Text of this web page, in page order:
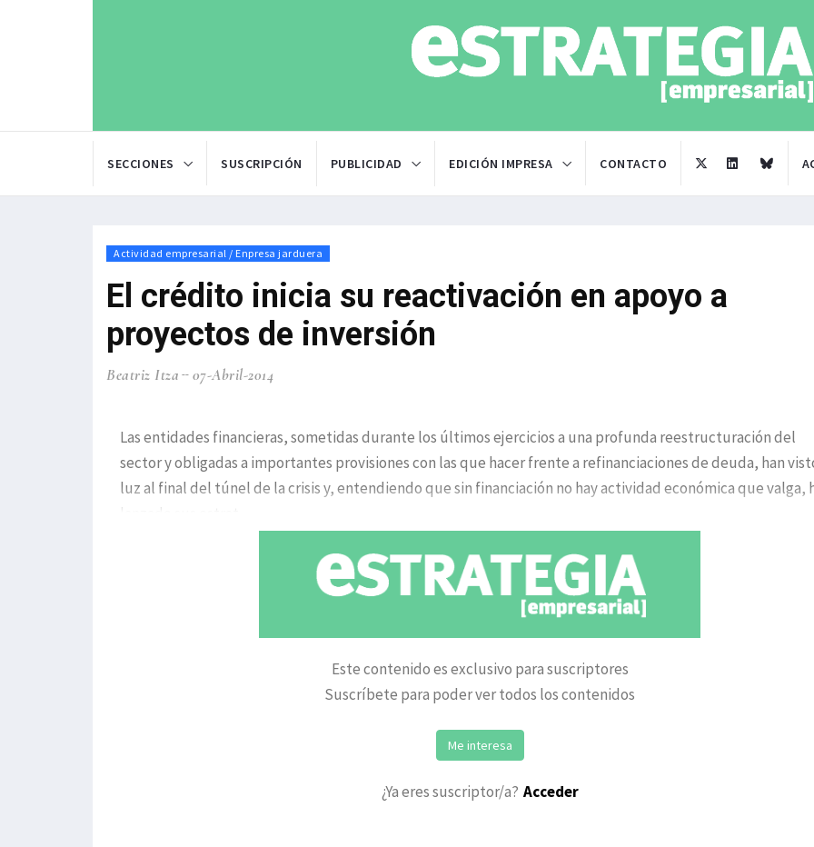
SECCIONES SUSCRIPCIÓN PUBLICIDAD EDICIÓN IMPRESA CONTACTO
Actividad empresarial / Enpresa jarduera
El crédito inicia su reactivación en apoyo a
proyectos de inversión
Beatriz Itza 07-Abril-2014
Las entidades financieras, sometidas durante los últimos ejercicios a una profunda reestructuración del
sector y obligadas a importantes provisiones con las que hacer frente a refinanciaciones de deuda, han
luz al final del túnel de la crisis y, entendiendo que sin financiación no hay actividad económica que valga,
lanzado sus estrat
Este contenido es exclusivo para suscriptores
Suscríbete para poder ver todos los contenidos
Me interesa
¿Ya eres suscriptor/a? Acceder